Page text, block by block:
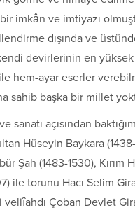
bir imkân ve imtiyazı
dışında ve
devirlerinin en
hem-ayar eserler
sahib başka bir millet
sanatı açısından
Hüseyin Baykara
Şah (1483-1530), Kırım
ile torunu Hacı Selim
veliîahdı Çoban Devlet